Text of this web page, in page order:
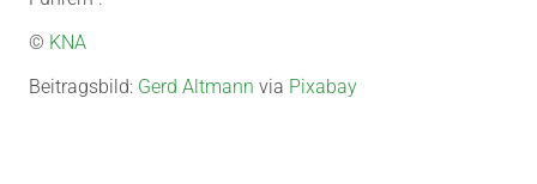
© KNA
Beitragsbild: Gerd Altmann via Pixabay